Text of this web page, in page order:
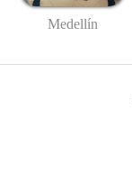
Medellín